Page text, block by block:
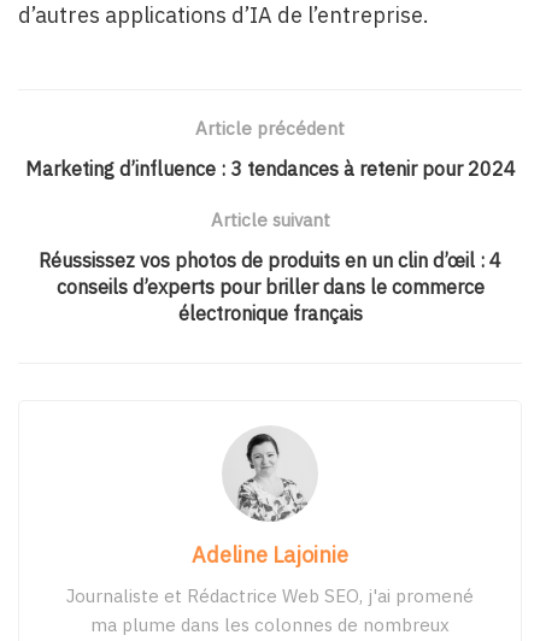
d’autres applications d’IA de l’entreprise.
Article précédent
Marketing d’influence : 3 tendances à retenir pour 2024
Article suivant
Réussissez vos photos de produits en un clin d’œil : 4
conseils d’experts pour briller dans le commerce
électronique français
Adeline Lajoinie
Journaliste et Rédactrice Web SEO, j'ai promené
ma plume dans les colonnes de nombreux